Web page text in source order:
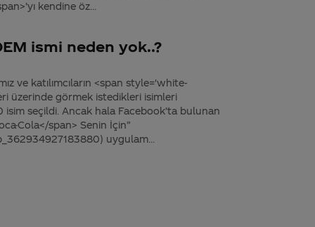
kendine öz...
ismi neden yok..?
ve katılımcıların <span style='white-
üzerinde görmek istedikleri isimleri
seçildi. Ancak hala Facebook’ta bulunan
Cola</span> Senin İçin”
uygulam...